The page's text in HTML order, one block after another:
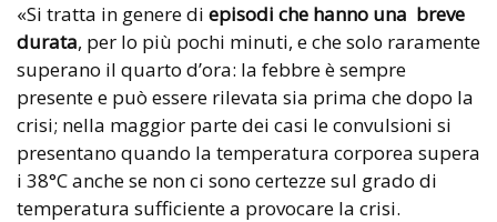
«Si tratta in genere di episodi che hanno una breve
durata, per lo più pochi minuti, e che solo raramente
superano il quarto d’ora: la febbre è sempre
presente e può essere rilevata sia prima che dopo la
crisi; nella maggior parte dei casi le convulsioni si
presentano quando la temperatura corporea supera
i 38°C anche se non ci sono certezze sul grado di
temperatura sufficiente a provocare la crisi.